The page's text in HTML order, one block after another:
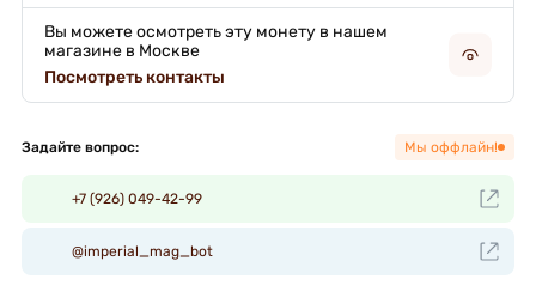
Вы можете осмотреть эту монету в нашем
магазине в Москве
Посмотреть контакты
Задайте вопрос: Мы оффлайн!
+7 (926) 049-42-99
@imperial_mag_bot